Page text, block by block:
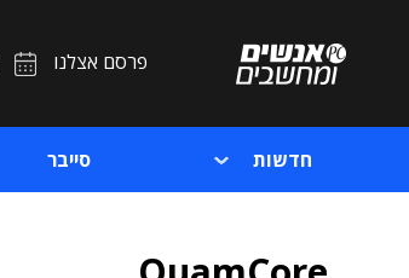
פרסם אצלנו
חדשות סייבר